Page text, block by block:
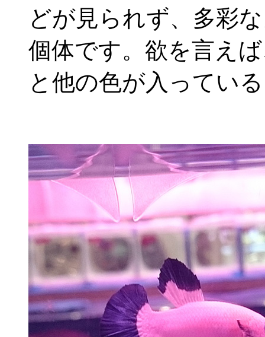
どが見られず、多彩
個体です。欲を言え
と他の色が入ってい